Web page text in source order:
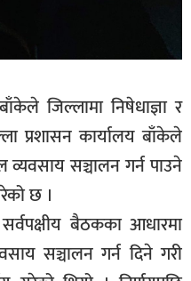
जिल्लामा निषेधाज्ञा र
प्रशासन कार्यालय बाँकेले
सञ्चालन गर्न पाउने
छ ।
बैठकका आधारमा
सञ्चालन गर्न दिने गरी